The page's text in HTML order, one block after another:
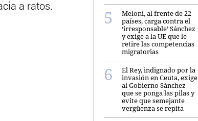
a ratos.
Meloni, al frente de 22
países, carga contra el
‘irresponsable’ Sánchez
y exige a la UE que le
retire las competencias
migratorias
El Rey, indignado por la
invasión en Ceuta, exige
al Gobierno Sánchez
que se ponga las pilas y
evite que semejante
vergüenza se repita